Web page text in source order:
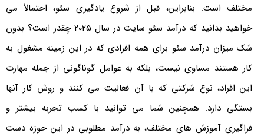
مختلف است. بنابراین، قبل از شروع یادگیری سئو، احتمالاً می
خواهید بدانید که درآمد سئو سایت در سال 2025 چقدر است؟ بدون
شک میزان درآمد سئو برای همه افرادی که در این زمینه مشغول به
کار هستند مساوی نیست، بلکه به عوامل گوناگونی از جمله مهارت
این افراد، نوع شرکتی که با آن فعالیت می کنند و روش کار آنها
بستگی دارد. همچنین شما می توانید با کسب تجربه بیشتر و
فراگیری آموزش های مختلف، به درآمد مطلوبی در این حوزه دست